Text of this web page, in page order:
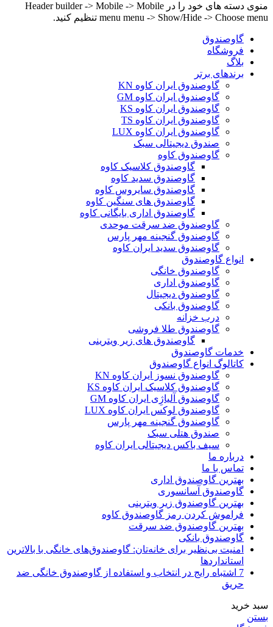
منوی دسته های خود را در Header builder -> Mobile -> Mobile
menu menu -> Show/Hide -> Choose menu تنظیم کنید.
گاوصندوق
فروشگاه
بلاگ
برندهای برتر
گاوصندوق ایران کاوه KN
گاوصندوق ایران کاوه GM
گاوصندوق ایران کاوه KS
گاوصندوق ایران کاوه TS
گاوصندوق ایران کاوه LUX
صندوق دیجیتالی سبک
گاوصندوق کاوه
گاوصندوق کلاسیک کاوه
گاوصندوق سدید کاوه
گاوصندوق سایروس کاوه
گاوصندوق های سنگین کاوه
گاوصندوق اداری بایگانی کاوه
گاوصندوق ضد سرقت موحدی
گاوصندوق گنجینه مهر پارس
گاوصندوق سدید ایران کاوه
انواع گاوصندوق
گاوصندوق خانگی
گاوصندوق اداری
گاوصندوق دیجیتال
گاوصندوق بانکی
درب خزانه
گاوصندوق طلا فروشی
گاوصندوق های زیر ویترینی
خدمات گاوصندوق
کاتالوگ انواع گاوصندوق
گاوصندوق نسوز ایران کاوه KN
گاوصندوق کلاسیک ایران کاوه KS
گاوصندوق آلیاژِی ایران کاوه GM
گاوصندوق لوکس ایران کاوه LUX
گاوصندوق گنجینه مهر پارس
صندوق هتلی سبک
سیف باکس دیجیتالی ایران کاوه
درباره ما
تماس با ما
بهترین گاوصندوق اداری
گاوصندوق آسانسوری
بهترین گاوصندوق زیر ویترینی
فراموش کردن رمز گاوصندوق کاوه
بهترین گاوصندوق ضد سرقت
گاوصندوق بانکی
امنیت بی‌نظیر برای خانه‌تان: گاوصندوق‌های خانگی با بالاترین
استانداردها
7 اشتباه رایج در انتخاب و استفاده از گاوصندوق خانگی ضد
حریق
سبد خرید
بستن